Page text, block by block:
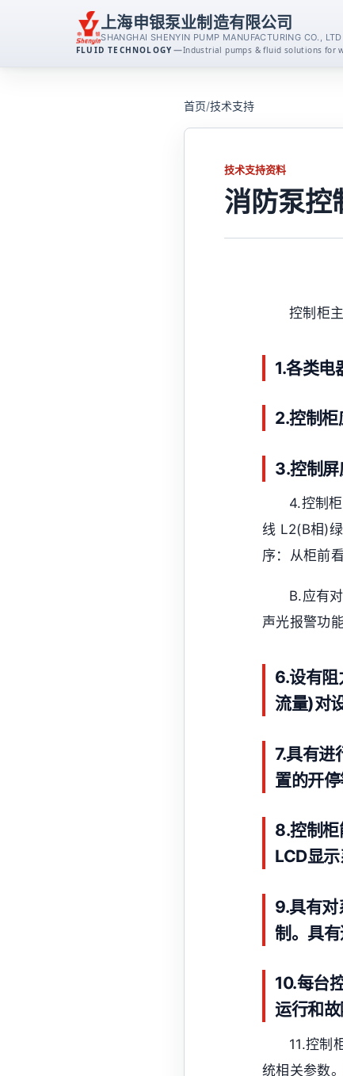
上海申银泵业制造有限公司
SHANGHAI SHENYIN PUMP MANUFACTURING CO., LTD
FLUID TECHNOLOGY —Industrial pumps & fluid solutions for
消防泵系列
排污泵系列
自吸泵系列
首页/技术支持
技术支持资料
消防泵控
控制柜
1.各类电
2.控制柜
3.控制屏
4.控制
线 L2(B相)
序：从柜前
B.应有
声光报警功
6.设有阻
流量)对
7.具有进
置的开停
8.控制柜
LCD显示
9.具有
制。具有
10.每台
运行和
11.控制
统相关参数